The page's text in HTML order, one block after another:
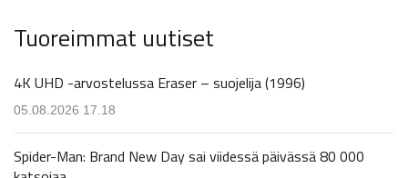
Tuoreimmat uutiset
4K UHD -arvostelussa Eraser – suojelija (1996)
05.08.2026 17.18
Spider-Man: Brand New Day sai viidessä päivässä 80 000